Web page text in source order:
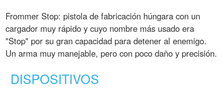
Frommer Stop: pistola de fabricación húngara con un
cargador muy rápido y cuyo nombre más usado era
"Stop" por su gran capacidad para detener al enemigo.
Un arma muy manejable, pero con poco daño y precisión.
DISPOSITIVOS